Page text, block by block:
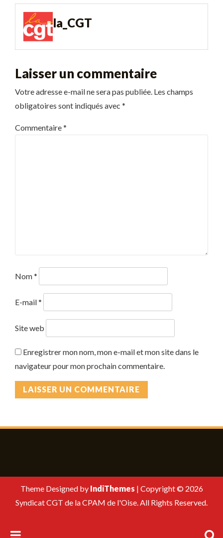
la_CGT
Laisser un commentaire
Votre adresse e-mail ne sera pas publiée. Les champs
obligatoires sont indiqués avec *
Commentaire*
Nom*
E-mail*
Site web
Enregistrer mon nom, mon e-mail et mon site dans le
navigateur pour mon prochain commentaire.
Theme Designed by IndiThemes | Copyright © 2026
Syndicat CGT de la CPAM de l'Oise. All Rights Reserved.